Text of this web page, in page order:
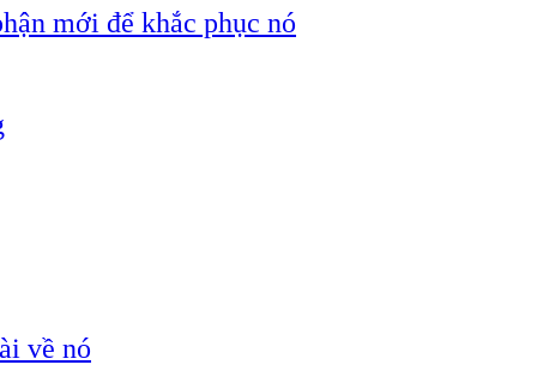
mới để khắc phục nó
về nó